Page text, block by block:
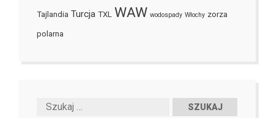
Tajlandia Turcja TXL WAW wodospady Włochy zorza
polarna